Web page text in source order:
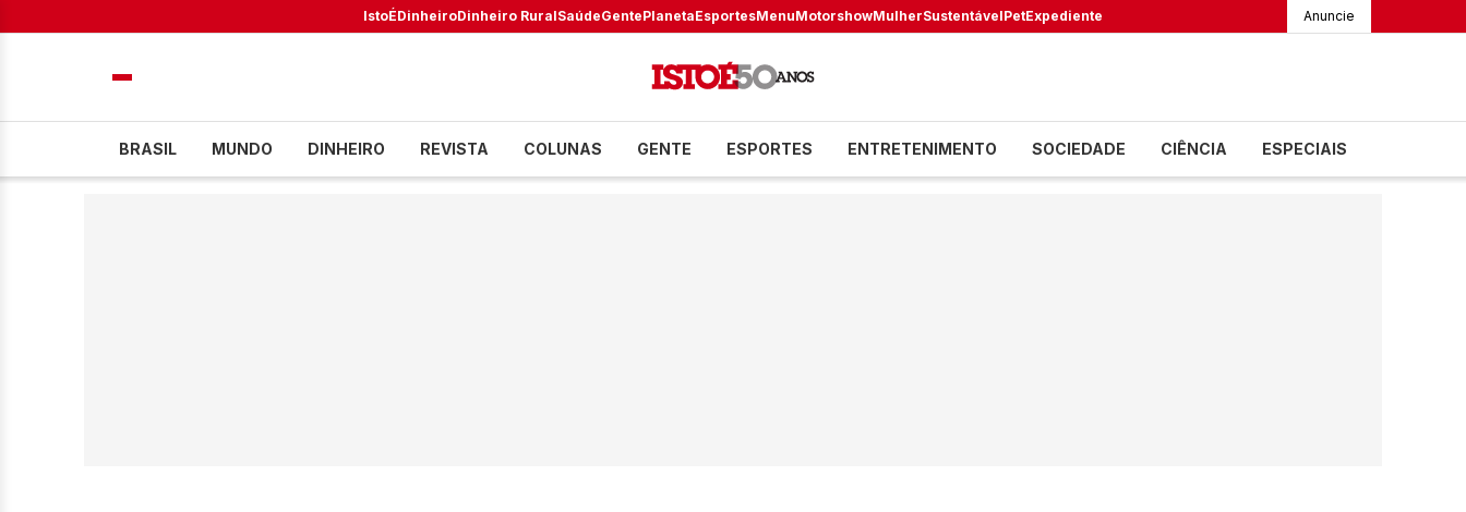
IstoÉDinheiroDinheiro RuralSaúdeGentePlanetaEsportesMenuMotorshowMulherSustentávelPetExpediente Anuncie
BRASIL MUNDO DINHEIRO REVISTA COLUNAS GENTE ESPORTES ENTRETENIMENTO SOCIEDADE CIÊNCIA ESPECIAIS